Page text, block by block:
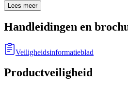
Lees meer
Handleidingen en
Veiligheidsinformatieblad
Productveiligheid